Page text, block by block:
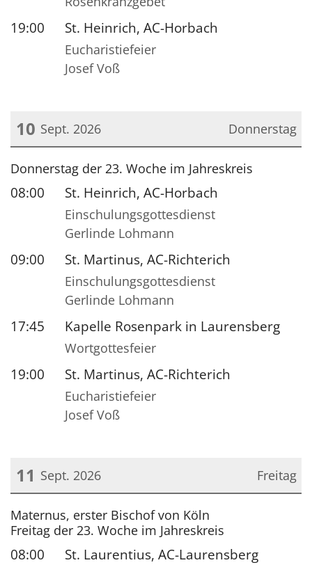
19:00 St. Heinrich, AC-Horbach
Eucharistiefeier
Josef Voß
Donnerstag
10 Sept. 2026
Datum: 10. September 2026
Donnerstag der 23. Woche im Jahreskreis
08:00 St. Heinrich, AC-Horbach
Einschulungsgottesdienst
Gerlinde Lohmann
09:00 St. Martinus, AC-Richterich
Einschulungsgottesdienst
Gerlinde Lohmann
17:45 Kapelle Rosenpark in Laurensberg
Wortgottesfeier
19:00 St. Martinus, AC-Richterich
Eucharistiefeier
Josef Voß
Freitag
11 Sept. 2026
Datum: 11. September 2026
Maternus, erster Bischof von Köln
Freitag der 23. Woche im Jahreskreis
08:00 St. Laurentius, AC-Laurensberg